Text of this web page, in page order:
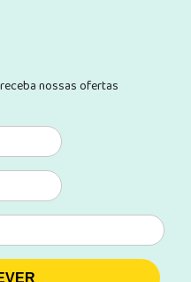
nossas ofertas